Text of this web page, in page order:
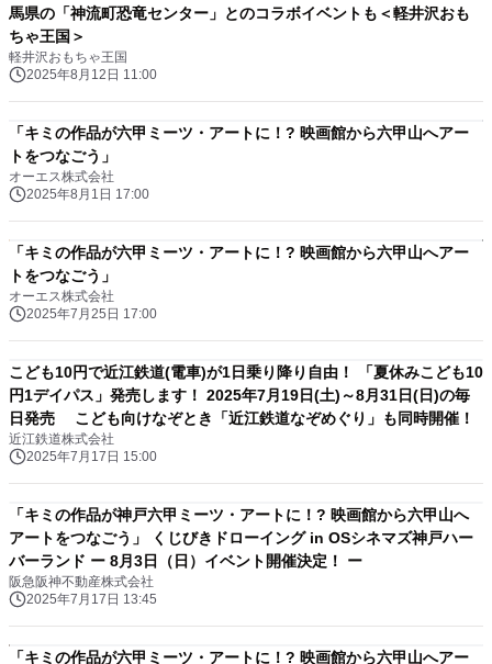
馬県の「神流町恐竜センター」とのコラボイベントも＜軽井沢おも
ちゃ王国＞
軽井沢おもちゃ王国
2025年8月12日 11:00
「キミの作品が六甲ミーツ・アートに！? 映画館から六甲山へアー
トをつなごう」
オーエス株式会社
2025年8月1日 17:00
「キミの作品が六甲ミーツ・アートに！? 映画館から六甲山へアー
トをつなごう」
オーエス株式会社
2025年7月25日 17:00
こども10円で近江鉄道(電車)が1日乗り降り自由！ 「夏休みこども10
円1デイパス」発売します！ 2025年7月19日(土)～8月31日(日)の毎
日発売 こども向けなぞとき「近江鉄道なぞめぐり」も同時開催！
近江鉄道株式会社
2025年7月17日 15:00
「キミの作品が神戸六甲ミーツ・アートに！? 映画館から六甲山へ
アートをつなごう」 くじびきドローイング in OSシネマズ神戸ハー
バーランド ー 8月3日（日）イベント開催決定！ ー
阪急阪神不動産株式会社
2025年7月17日 13:45
「キミの作品が六甲ミーツ・アートに！? 映画館から六甲山へアー